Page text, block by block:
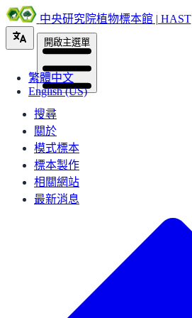
中央研究院植物標本館 | HAST
繁體中文
English (US)
開啟主選單
搜尋
關於
模式標本
標本製作
相關網站
最新消息